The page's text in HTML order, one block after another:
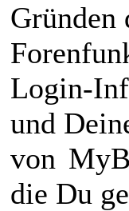
Login-
und
von
die Du